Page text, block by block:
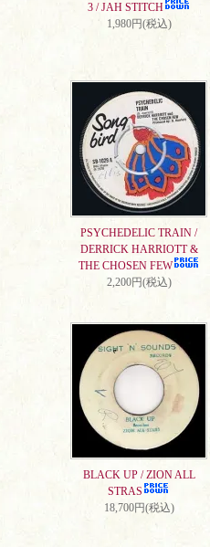
3 / JAH STITCH
1,980円(税込)
PSYCHEDELIC TRAIN /
DERRICK HARRIOTT &
THE CHOSEN FEW
2,200円(税込)
BLACK UP / ZION ALL
STRAS
18,700円(税込)